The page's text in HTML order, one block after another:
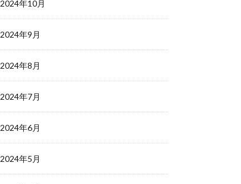
2024年10月
2024年9月
2024年8月
2024年7月
2024年6月
2024年5月